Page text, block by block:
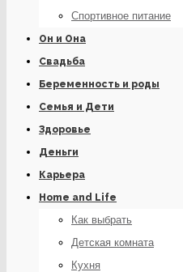
Спортивное питание
Он и Она
Свадьба
Беременность и роды
Семья и Дети
Здоровье
Деньги
Карьера
Home and Life
Как выбрать
Детская комната
Кухня